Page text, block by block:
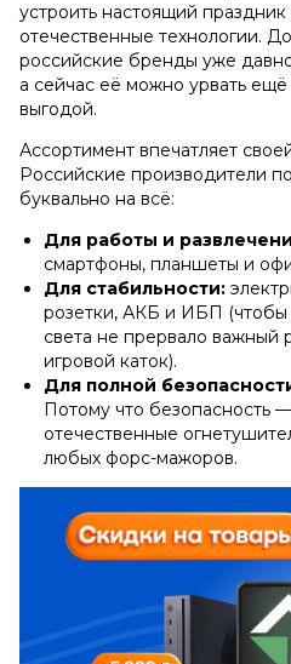
устроить настоящий праздник
отечественные технологии.
российские бренды уже
а сейчас её можно урвать
выгодой.
Ассортимент впечатляет
Российские производители
буквально на всё:
Для работы и
смартфоны, планшеты и
Для стабильности:
розетки, АКБ и ИБП (чтобы
света не прервало важный
игровой каток).
Для полной
Потому что безопасность
отечественные
любых форс-мажоров.